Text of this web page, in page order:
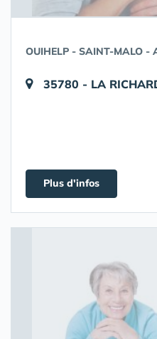
OUIHELP - SAINT-MALO -
35780 - LA
Plus d'infos